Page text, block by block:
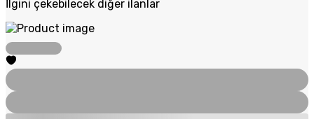
İlgini çekebilecek diğer ilanlar